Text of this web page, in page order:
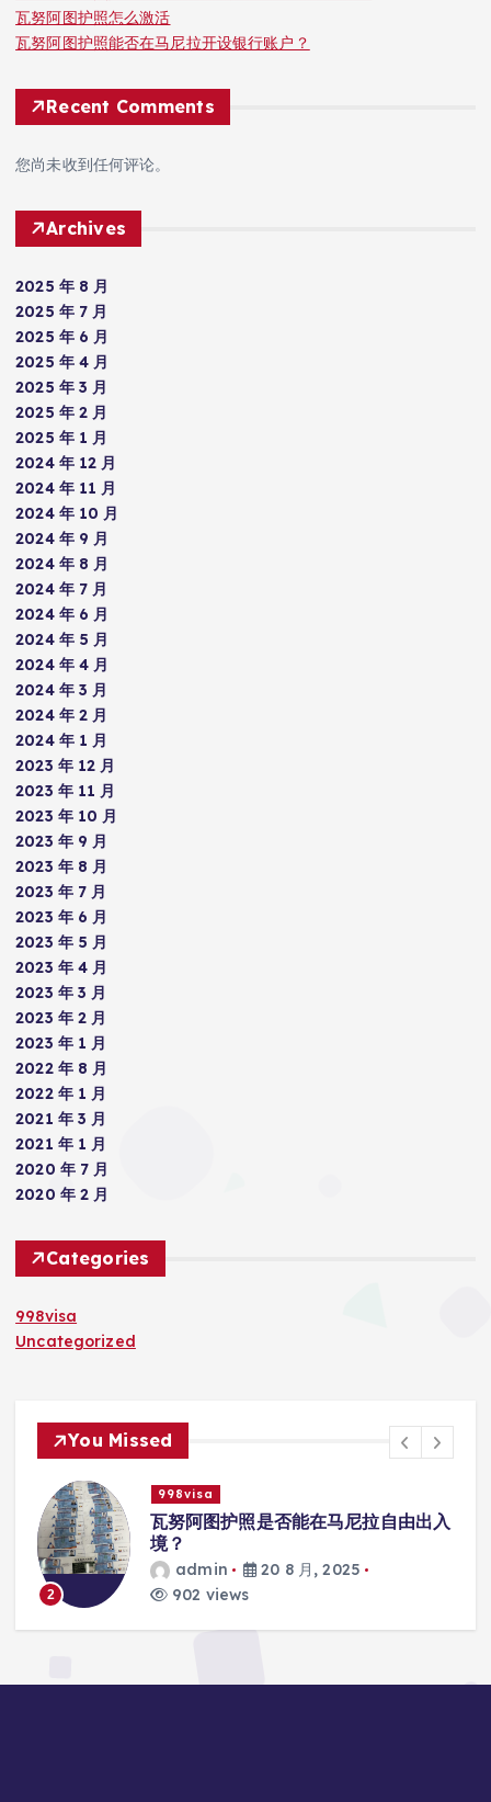
瓦努阿图护照怎么激活
瓦努阿图护照能否在马尼拉开设银行账户？
Recent Comments
您尚未收到任何评论。
Archives
2025 年 8 月
2025 年 7 月
2025 年 6 月
2025 年 4 月
2025 年 3 月
2025 年 2 月
2025 年 1 月
2024 年 12 月
2024 年 11 月
2024 年 10 月
2024 年 9 月
2024 年 8 月
2024 年 7 月
2024 年 6 月
2024 年 5 月
2024 年 4 月
2024 年 3 月
2024 年 2 月
2024 年 1 月
2023 年 12 月
2023 年 11 月
2023 年 10 月
2023 年 9 月
2023 年 8 月
2023 年 7 月
2023 年 6 月
2023 年 5 月
2023 年 4 月
2023 年 3 月
2023 年 2 月
2023 年 1 月
2022 年 8 月
2022 年 1 月
2021 年 3 月
2021 年 1 月
2020 年 7 月
2020 年 2 月
Categories
998visa
Uncategorized
You Missed
2
998visa
瓦努阿图护照是否能在马尼拉自由出入
境？
admin
20 8 月, 2025
902 views